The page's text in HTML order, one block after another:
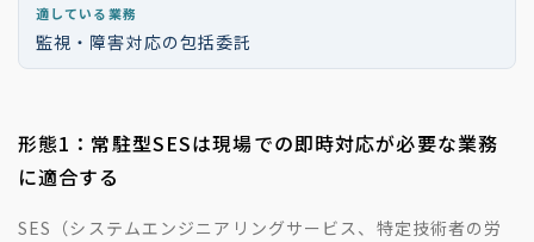
監視・障害対応の包括委託
形態1：常駐型SESは現場での即時対応が必要な業務
に適合する
SES（システムエンジニアリングサービス、特定技術者の労